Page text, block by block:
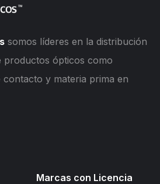
somos líderes en la distribución
productos ópticos como
y materia prima en
Marcas con Licencia